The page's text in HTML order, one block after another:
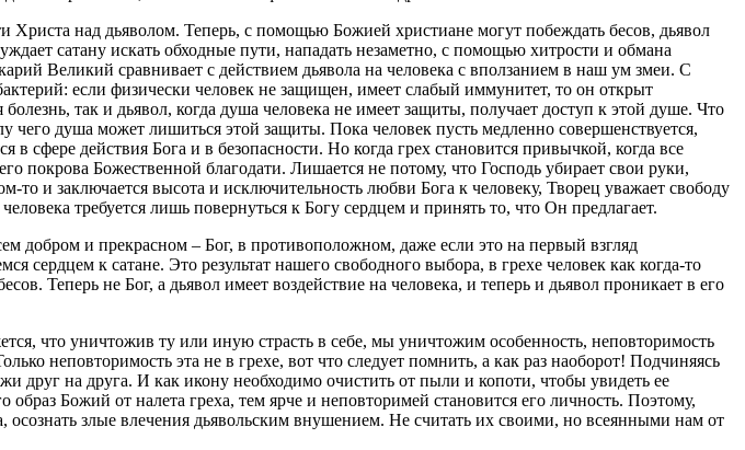
Христа над дьяволом. Теперь, с помощью Божией христиане могут побеждать бесов, дьявол
сатану искать обходные пути, нападать незаметно, с помощью хитрости и обмана
Великий сравнивает с действием дьявола на человека с вползанием в наш ум змеи. С
если физически человек не защищен, имеет слабый иммунитет, то он открыт
так и дьявол, когда душа человека не имеет защиты, получает доступ к этой душе. Что
чего душа может лишиться этой защиты. Пока человек пусть медленно совершенствуется,
сфере действия Бога и в безопасности. Но когда грех становится привычкой, когда все
покрова Божественной благодати. Лишается не потому, что Господь убирает свои руки,
то и заключается высота и исключительность любви Бога к человеку, Творец уважает свободу
требуется лишь повернуться к Богу сердцем и принять то, что Он предлагает.
добром и прекрасном – Бог, в противоположном, даже если это на первый взгляд
сердцем к сатане. Это результат нашего свободного выбора, в грехе человек как когда-то
Теперь не Бог, а дьявол имеет воздействие на человека, и теперь и дьявол проникает в его
что уничтожив ту или иную страсть в себе, мы уничтожим особенность, неповторимость
неповторимость эта не в грехе, вот что следует помнить, а как раз наоборот! Подчиняясь
друг на друга. И как икону необходимо очистить от пыли и копоти, чтобы увидеть ее
Божий от налета греха, тем ярче и неповторимей становится его личность. Поэтому,
осознать злые влечения дьявольским внушением. Не считать их своими, но всеянными нам от